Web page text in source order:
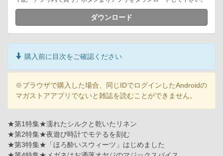
ダウンロード
購入前に目次をご確認ください
※ブラウザで購入した場合、同じIDでログインしたAndroidの
マガストアアプリでないと雑誌を読むことができません。
★第1特集★濡れたシルクと乾いたリネン
★第2特集★夜遊び時計でモテるを刻む
★第3特集★「ほろ酔いスウィーツ」はじめました